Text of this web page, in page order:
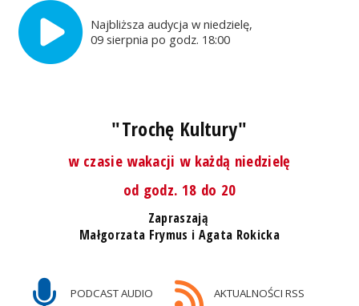
Najbliższa audycja w niedzielę,
09 sierpnia po godz. 18:00
"Trochę Kultury"
w czasie wakacji w każdą niedzielę
od godz. 18 do 20
Zapraszają
Małgorzata Frymus i Agata Rokicka
PODCAST AUDIO AKTUALNOŚCI RSS